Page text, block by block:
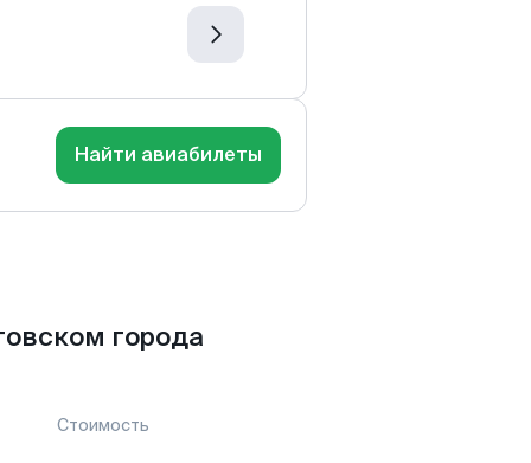
Найти авиабилеты
города
Стоимость